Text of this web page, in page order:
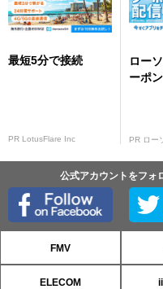
最短5分で接続
PR LotusFlare Inc
ロー
ーポ
PR ロー
公式アカウントをフォ
FMV
ELECOM